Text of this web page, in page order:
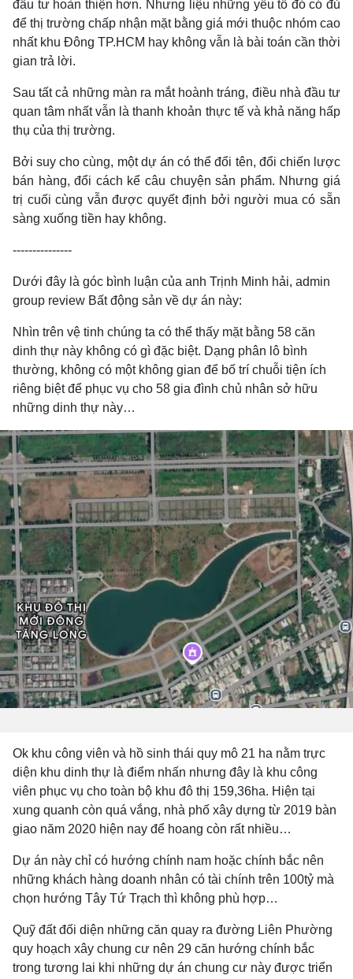
đầu tư hoàn thiện hơn. Nhưng liệu những yếu tố đó có đủ
để thị trường chấp nhận mặt bằng giá mới thuộc nhóm cao
nhất khu Đông TP.HCM hay không vẫn là bài toán cần thời
gian trả lời.
Sau tất cả những màn ra mắt hoành tráng, điều nhà đầu tư
quan tâm nhất vẫn là thanh khoản thực tế và khả năng hấp
thụ của thị trường.
Bởi suy cho cùng, một dự án có thể đổi tên, đổi chiến lược
bán hàng, đổi cách kể câu chuyện sản phẩm. Nhưng giá
trị cuối cùng vẫn được quyết định bởi người mua có sẵn
sàng xuống tiền hay không.
---------------
Dưới đây là góc bình luận của anh Trịnh Minh hải, admin
group review Bất động sản về dự án này:
Nhìn trên vệ tinh chúng ta có thể thấy mặt bằng 58 căn
dinh thự này không có gì đặc biệt. Dạng phân lô bình
thường, không có một không gian để bố trí chuỗi tiện ích
riêng biệt để phục vụ cho 58 gia đình chủ nhân sở hữu
những dinh thự này…
Ok khu công viên và hồ sinh thái quy mô 21 ha nằm trực
diện khu dinh thự là điểm nhấn nhưng đây là khu công
viên phục vụ cho toàn bộ khu đô thị 159,36ha. Hiện tại
xung quanh còn quá vắng, nhà phố xây dựng từ 2019 bàn
giao năm 2020 hiện nay để hoang còn rất nhiều…
Dự án này chỉ có hướng chính nam hoặc chính bắc nên
những khách hàng doanh nhân có tài chính trên 100tỷ mà
chọn hướng Tây Tứ Trạch thì không phù hợp…
Quỹ đất đối diện những căn quay ra đường Liên Phường
quy hoạch xây chung cư nên 29 căn hướng chính bắc
trong tương lai khi những dự án chung cư này được triển